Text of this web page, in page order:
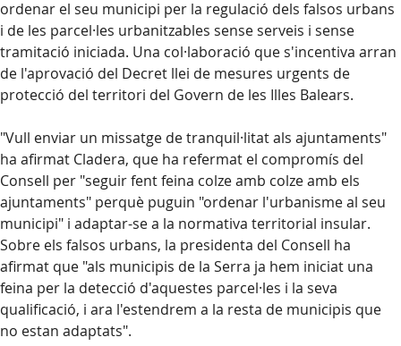
ordenar el seu municipi per la regulació dels falsos urbans
i de les parcel·les urbanitzables sense serveis i sense
tramitació iniciada. Una col·laboració que s'incentiva arran
de l'aprovació del Decret llei de mesures urgents de
protecció del territori del Govern de les Illes Balears.
"Vull enviar un missatge de tranquil·litat als ajuntaments"
ha afirmat Cladera, que ha refermat el compromís del
Consell per "seguir fent feina colze amb colze amb els
ajuntaments" perquè puguin "ordenar l'urbanisme al seu
municipi" i adaptar-se a la normativa territorial insular.
Sobre els falsos urbans, la presidenta del Consell ha
afirmat que "als municipis de la Serra ja hem iniciat una
feina per la detecció d'aquestes parcel·les i la seva
qualificació, i ara l'estendrem a la resta de municipis que
no estan adaptats".